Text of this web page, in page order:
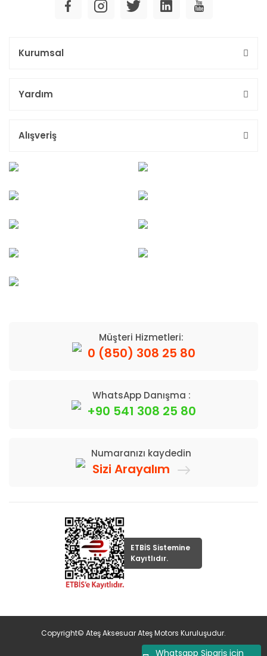
Whatsapp Sipariş için
Kurumsal
Yardım
Alışveriş
Müşteri Hizmetleri:
0 (850) 308 25 80
WhatsApp Danışma :
+90 541 308 25 80
Numaranızı kaydedin
Sizi Arayalım
ETBİS Sistemine
Kayıtlıdır.
Copyright© Ateş Aksesuar Ateş Motors Kuruluşudur.